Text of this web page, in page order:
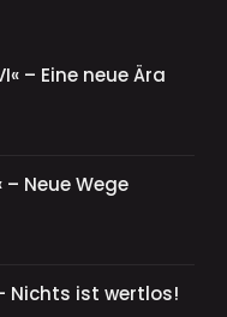
– Eine neue Ära
Neue Wege
Nichts ist wertlos!